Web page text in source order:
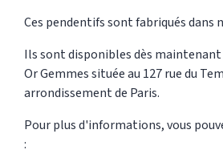
Ces pendentifs sont fabriqués dans
Ils sont disponibles dès
Or Gemmes située au 127 rue du
arrondissement de Paris.
Pour plus d'informations, vous
: